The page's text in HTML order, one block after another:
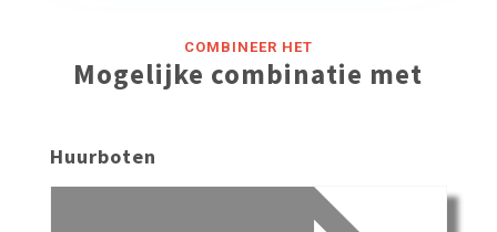
COMBINEER HET
Mogelijke combinatie met
Huurboten